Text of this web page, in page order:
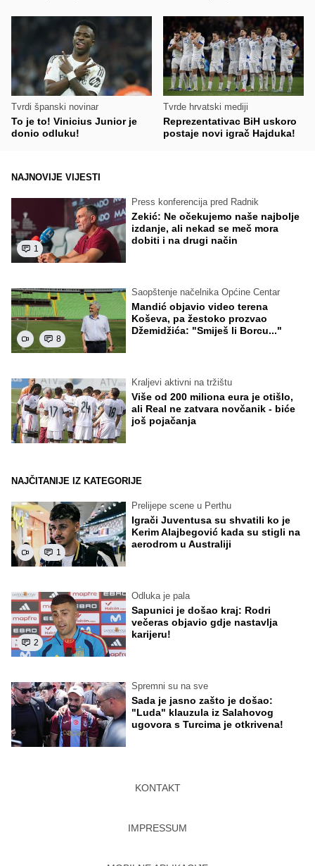
Tvrdi španski novinar
To je to! Vinicius Junior je
donio odluku!
Tvrde hrvatski mediji
Reprezentativac BiH uskoro
postaje novi igrač Hajduka!
NAJNOVIJE VIJESTI
1
Press konferencija pred Radnik
Zekić: Ne očekujemo naše najbolje
izdanje, ali nekad se meč mora
dobiti i na drugi način
8
Saopštenje načelnika Općine Centar
Mandić objavio video terena
Koševa, pa žestoko prozvao
Džemidžića: "Smiješ li Borcu..."
Kraljevi aktivni na tržištu
Više od 200 miliona eura je otišlo,
ali Real ne zatvara novčanik - biće
još pojačanja
NAJČITANIJE IZ KATEGORIJE
1
Prelijepe scene u Perthu
Igrači Juventusa su shvatili ko je
Kerim Alajbegović kada su stigli na
aerodrom u Australiji
2
Odluka je pala
Sapunici je došao kraj: Rodri
večeras objavio gdje nastavlja
karijeru!
Spremni su na sve
Sada je jasno zašto je došao:
"Luda" klauzula iz Salahovog
ugovora s Turcima je otkrivena!
KONTAKT
IMPRESSUM